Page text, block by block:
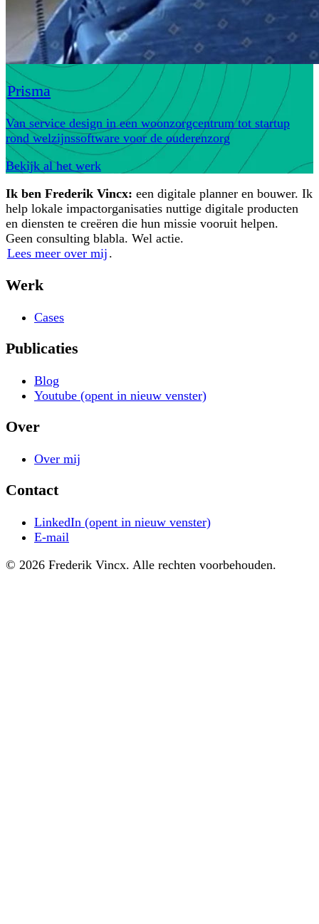
Prisma
Van service design in een woonzorgcentrum tot startup
rond welzijnssoftware voor de ouderenzorg
Bekijk al het werk
Ik ben Frederik Vincx: een digitale planner en bouwer. Ik
help lokale impactorganisaties nuttige digitale producten
en diensten te creëren die hun missie vooruit helpen.
Geen consulting blabla. Wel actie.
Lees meer over mij .
Werk
Cases
Publicaties
Blog
Youtube (opent in nieuw venster)
Over
Over mij
Contact
LinkedIn (opent in nieuw venster)
E-mail
© 2026 Frederik Vincx. Alle rechten voorbehouden.